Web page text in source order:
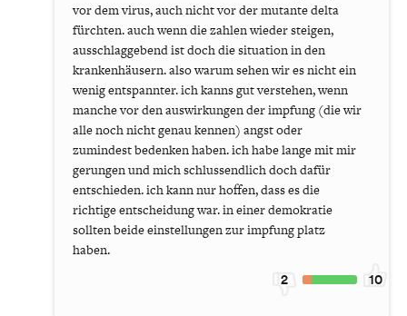
vor dem virus, auch nicht vor der mutante delta
fürchten. auch wenn die zahlen wieder steigen,
ausschlaggebend ist doch die situation in den
krankenhäusern. also warum sehen wir es nicht ein
wenig entspannter. ich kanns gut verstehen, wenn
manche vor den auswirkungen der impfung (die wir
alle noch nicht genau kennen) angst oder
zumindest bedenken haben. ich habe lange mit mir
gerungen und mich schlussendlich doch dafür
entschieden. ich kann nur hoffen, dass es die
richtige entscheidung war. in einer demokratie
sollten beide einstellungen zur impfung platz
haben.
2 10